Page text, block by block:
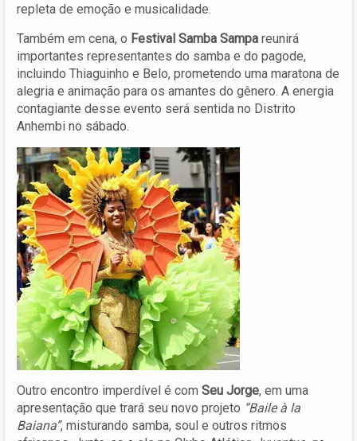
repleta de emoção e musicalidade.
Também em cena, o Festival Samba Sampa reunirá
importantes representantes do samba e do pagode,
incluindo Thiaguinho e Belo, prometendo uma maratona de
alegria e animação para os amantes do gênero. A energia
contagiante desse evento será sentida no Distrito
Anhembi no sábado.
Outro encontro imperdível é com Seu Jorge, em uma
apresentação que trará seu novo projeto “Baile à la
Baiana”, misturando samba, soul e outros ritmos